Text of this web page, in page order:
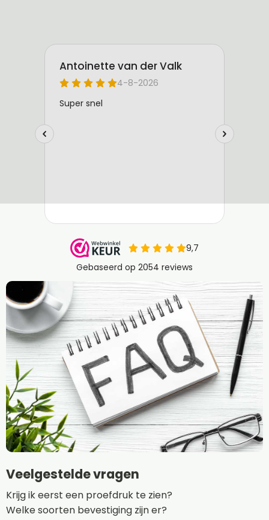
Veelgestelde vragen
Krijg ik eerst een proefdruk te zien?
Welke soorten bevestiging zijn er?